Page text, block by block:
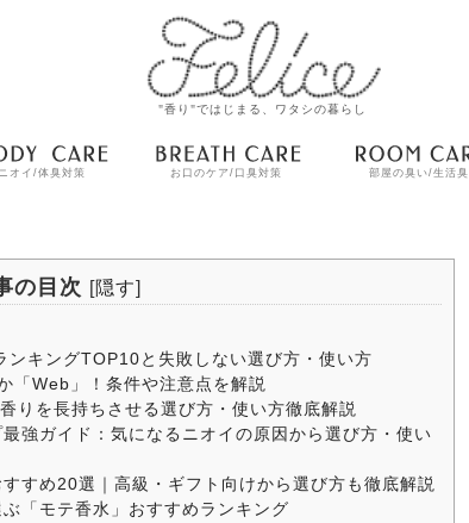
"香り"ではじまる、ワタシの暮らし
ニオイ/体臭対策 お口のケア/口臭対策 部屋の臭い/生活臭
の目次 [隠す]
ンキングTOP10と失敗しない選び方・使い方
「Web」！条件や注意点を解説
りを長持ちさせる選び方・使い方徹底解説
強ガイド：気になるニオイの原因から選び方・使い
すめ20選｜高級・ギフト向けから選び方も徹底解説
「モテ香水」おすすめランキング